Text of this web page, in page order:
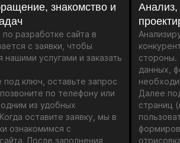
знакомство и
разработке сайта в
с заявки, чтобы
нашими услугами и заказать
ключ, оставьте запрос
по телефону или
из удобных
оставите заявку, мы в
ознакомимся с
После заполнения
стороны.
данных,
Далее
страниц